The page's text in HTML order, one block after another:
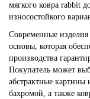
мягкого ковра rabbit
износостойкого
Современные
основы, которая
производства
Покупатель может
абстрактные картины
бахромой, а также